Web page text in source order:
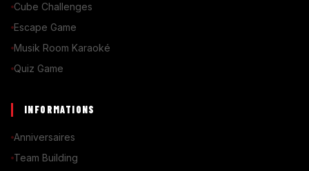
Cube Challenges
Escape Game
Musik Room Karaoké
Quiz Game
INFORMATIONS
Anniversaires
Team Building